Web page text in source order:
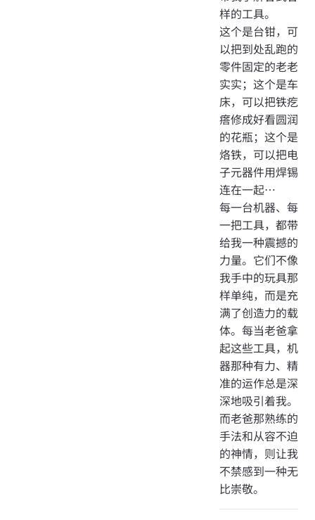
样的工具。
这个是台钳，可
以把到处乱跑的
零件固定的老老
实实；这个是车
床，可以把铁疙
瘩修成好看圆润
的花瓶；这个是
烙铁，可以把电
子元器件用焊锡
连在一起…
每一台机器、每
一把工具，都带
给我一种震撼的
力量。它们不像
我手中的玩具那
样单纯，而是充
满了创造力的载
体。每当老爸拿
起这些工具，机
器那种有力、精
准的运作总是深
深地吸引着我。
而老爸那熟练的
手法和从容不迫
的神情，则让我
不禁感到一种无
比崇敬。